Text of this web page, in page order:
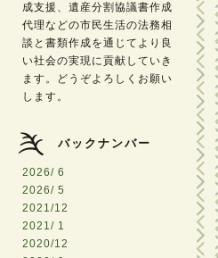
成支援、遺産分割協議書作成
代理などの市民生活の法務相
談と書類作成を通じてより良
い社会の実現に貢献していき
ます。どうぞよろしくお願い
します。
バックナンバー
2026/ 6
2026/ 5
2021/12
2021/ 1
2020/12